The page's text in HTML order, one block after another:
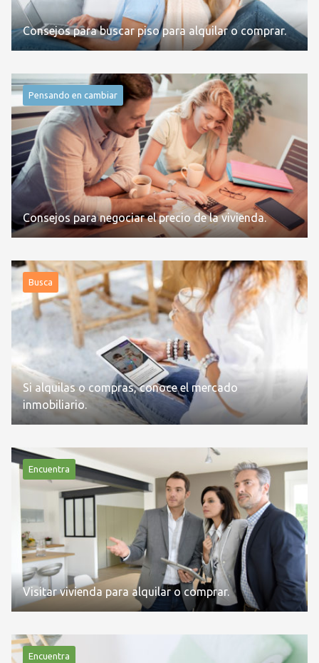
Consejos para buscar piso para alquilar o comprar.
Pensando en cambiar
Consejos para negociar el precio de la vivienda.
Busca
Si alquilas o compras, conoce el mercado
inmobiliario.
Encuentra
Visitar vivienda para alquilar o comprar.
Encuentra